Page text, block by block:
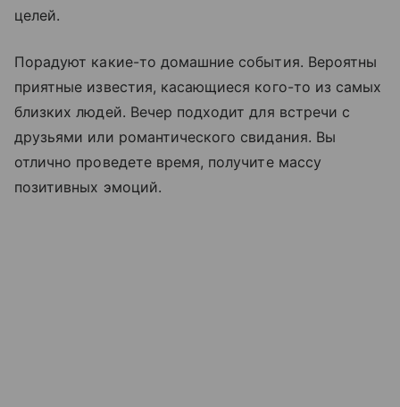
целей.
Порадуют какие-то домашние события. Вероятны
приятные известия, касающиеся кого-то из самых
близких людей. Вечер подходит для встречи с
друзьями или романтического свидания. Вы
отлично проведете время, получите массу
позитивных эмоций.